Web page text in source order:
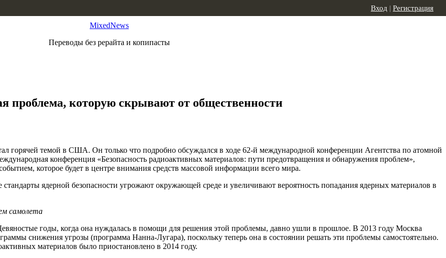
MixedNews
Переводы без рерайта и копипасты
Вход | Регистрация
проблема, которую скрывают от общественности
горячей темой в США. Он только что подробно обсуждался в ходе 62-й международной конференции Агентства по атомной
конференция «Безопасность радиоактивных материалов: пути предотвращения и обнаружения проблем»,
которое будет в центре внимания средств массовой информации всего мира.
ядерной безопасности угрожают окружающей среде и увеличивают вероятность попадания ядерных материалов в
самолета
годы, когда она нуждалась в помощи для решения этой проблемы, давно ушли в прошлое. В 2013 году Москва
снижения угрозы (программа Нанна-Лугара), поскольку теперь она в состоянии решать эти проблемы самостоятельно.
материалов было приостановлено в 2014 году.